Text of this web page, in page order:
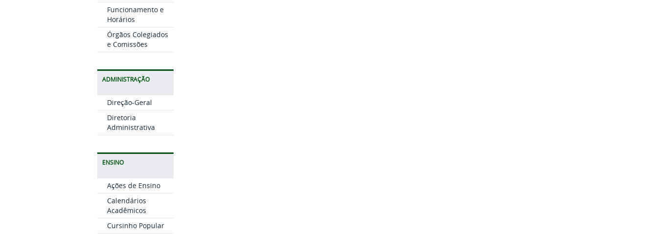
Funcionamento e
Horários
Órgãos Colegiados
e Comissões
ADMINISTRAÇÃO
Direção-Geral
Diretoria
Administrativa
ENSINO
Ações de Ensino
Calendários
Acadêmicos
Cursinho Popular